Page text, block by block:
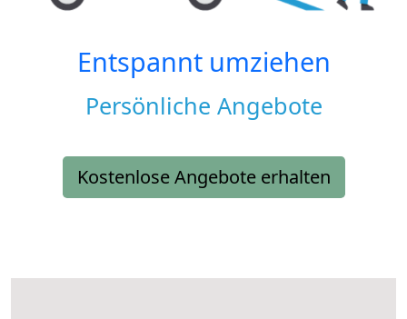
Entspannt umziehen
Persönliche Angebote
Kostenlose Angebote erhalten